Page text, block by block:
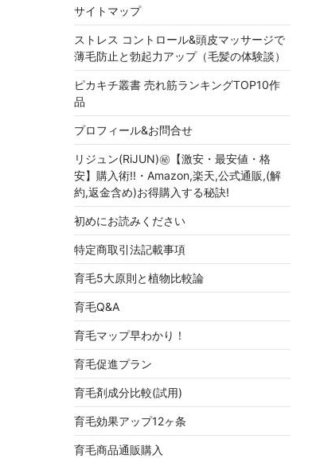
サイトマップ
ストレス コントロール&頭皮マッサージで
薄毛防止と勃起力アップ（毛髪の体験談）
ピカキチ叢書 売れ筋ランキングTOP10作
品
プロフィール&お問合せ
リジュン(RiJUN)㊙【激安・最安値・格
安】購入術!!・Amazon,楽天,公式通販,(解
約,返金含め)お得購入する秘訣!
初めにお読みください
特定商取引法記載事項
育毛5大原則と植物比較論
育毛Q&A
育毛マップ早わかり！
育毛促進プラン
育毛剤成分比較(試用)
育毛効果アップ12ヶ条
育毛商品通販購入